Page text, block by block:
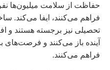
حفاظت از سلامت میلیون‌ها
فراهم می‌کنند، ایفا می‌کند.
تحصیلی نیز برجسته هستند و
آینده باز می‌کنند و فرصت‌های
فراهم می‌کنند.